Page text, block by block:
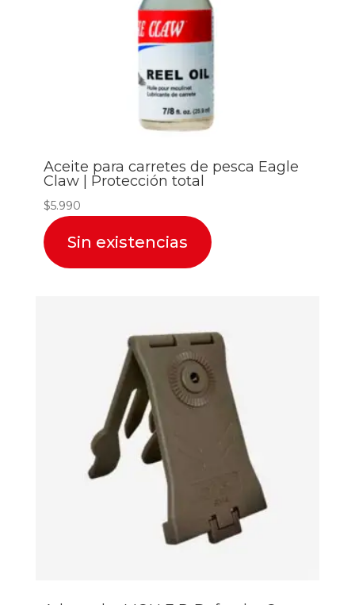
Aceite para carretes de pesca Eagle
Claw | Protección total
$5.990
Sin existencias